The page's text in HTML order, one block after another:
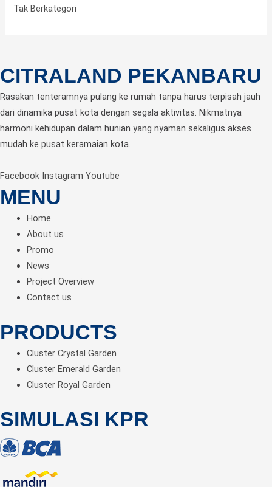
Tak Berkategori
CITRALAND PEKANBARU
Rasakan tenteramnya pulang ke rumah tanpa harus terpisah jauh
dari dinamika pusat kota dengan segala aktivitas. Nikmatnya
harmoni kehidupan dalam hunian yang nyaman sekaligus akses
mudah ke pusat keramaian kota.
Facebook Instagram Youtube
MENU
Home
About us
Promo
News
Project Overview
Contact us
PRODUCTS
Cluster Crystal Garden
Cluster Emerald Garden
Cluster Royal Garden
SIMULASI KPR